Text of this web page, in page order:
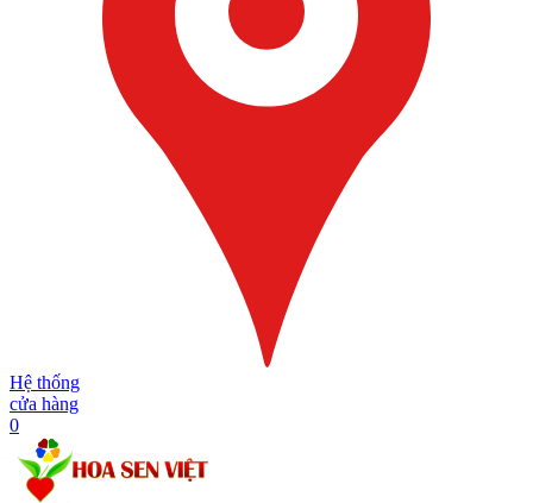
Hệ thống
cửa hàng
0